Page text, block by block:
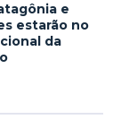
e
estarão no
da